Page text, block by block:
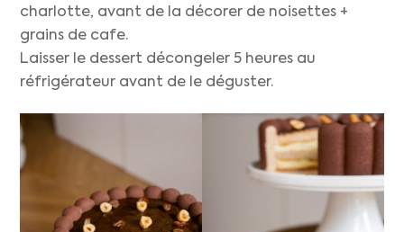
charlotte, avant de la décorer de noisettes +
grains de cafe.
Laisser le dessert décongeler 5 heures au
réfrigérateur avant de le déguster.